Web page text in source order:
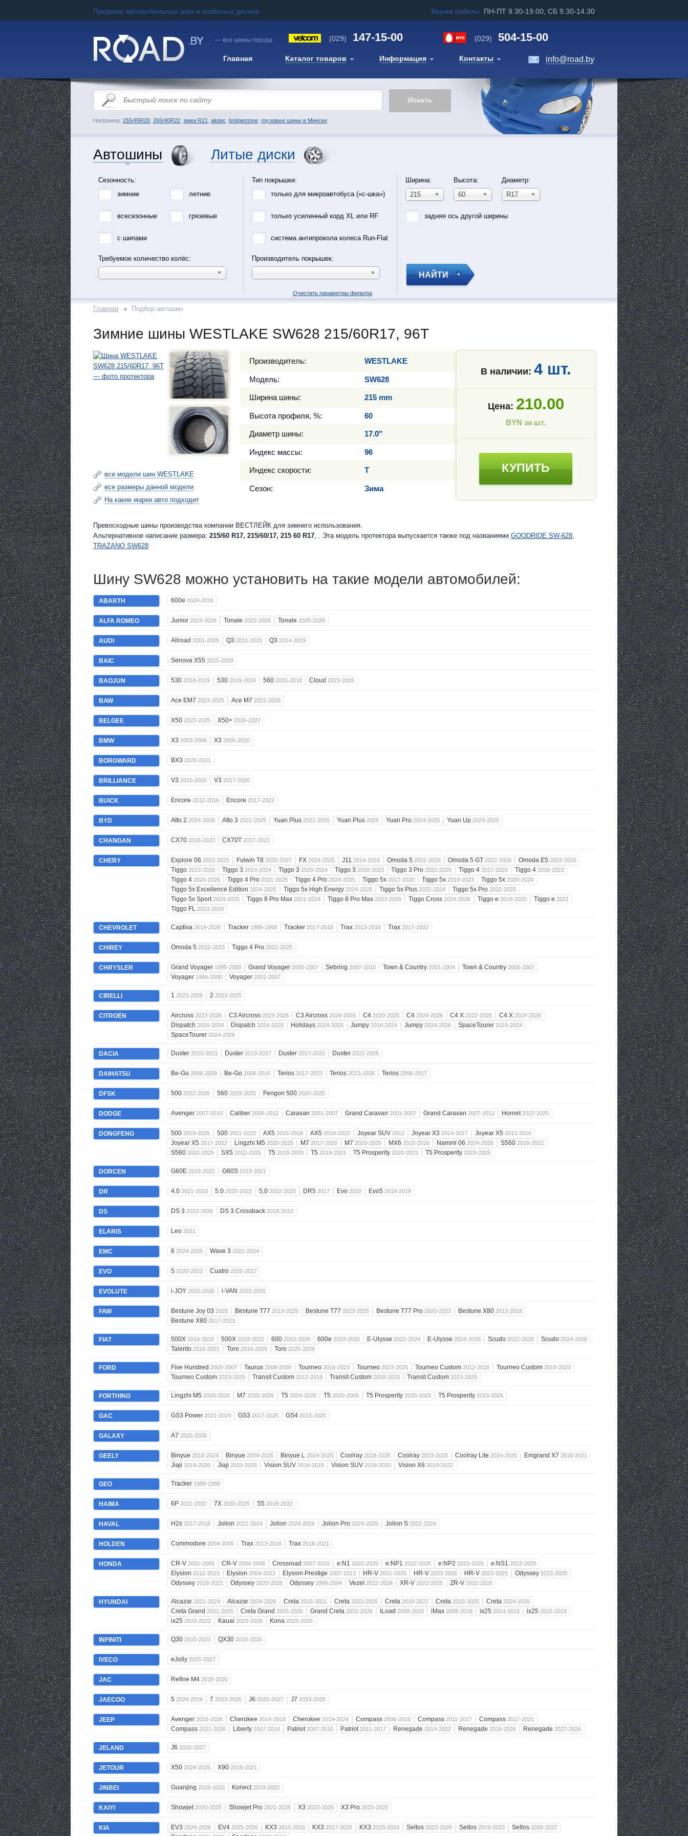
Продажа автомобильных шин и колёсных дисков Время работы: ПН-ПТ 9.30-19.00, СБ 9.30-14.30
— все шины города (029) 147-15-00 (029) 504-15-00
Главная Каталог товаров Информация Контакты info@road.by
Например: 255/45R20 265/40R22 зима R21 alutec bridgestone грузовые шины в Минске
Автошины Литые диски
Сезонность:
зимние
летние
всесезонные грязевые
с шипами
Требуемое количество колёс:
Тип покрышки:
только для микроавтобуса («с-шка»)
только усиленный корд XL или RF
система антипрокола колеса Run-Flat
Производитель покрышек:
Ширина:
215
Высота:
60
Диаметр:
R17
задняя ось другой ширины
НАЙТИ
Очистить параметры фильтра
Главная Подбор автошин
Зимние шины WESTLAKE SW628 215/60R17, 96T
все модели шин WESTLAKE
все размеры данной модели
На какие марки авто подходит
Производитель: WESTLAKE
Модель: SW628
Ширина шины: 215 mm
Высота профиля, %: 60
Диаметр шины: 17.0"
Индекс массы: 96
Индекс скорости: T
Сезон: Зима
В наличии: 4 шт.
Цена: 210.00
BYN за шт.
КУПИТЬ
Превосходные шины производства компании ВЕСТЛЕЙК для зимнего использования.
Альтернативное написание размера: 215/60 R17, 215/60/17, 215 60 R17, . Эта модель протектора выпускается также под названиями GOODRIDE SW-628,
TRAZANO SW628
Шину SW628 можно установить на такие модели автомобилей:
ABARTH 600e 2024-2026
ALFA ROMEO Junior 2024-2026 Tonale 2022-2026 Tonale 2025-2026
AUDI Allroad 2001-2005 Q3 2011-2015 Q3 2014-2019
BAIC Senova X55 2015-2018
BAOJUN 530 2018-2019 530 2019-2024 560 2015-2018 Cloud 2023-2025
BAW Ace EM7 2023-2025 Ace M7 2022-2026
BELGEE X50 2023-2025 X50+ 2026-2027
BMW X3 2003-2006 X3 2006-2010
BORGWARD BX3 2020-2021
BRILLIANCE V3 2015-2020 V3 2017-2020
BUICK Encore 2012-2016 Encore 2017-2022
BYD Atto 2 2024-2026 Atto 3 2021-2025 Yuan Plus 2021-2025 Yuan Plus 2025 Yuan Pro 2024-2025 Yuan Up 2024-2025
CHANGAN CX70 2016-2023 CX70T 2017-2021
CHERY Explore 06 2023-2025 Fulwin T8 2025-2027 FX 2024-2025 J11 2014-2016 Omoda 5 2022-2026 Omoda 5 GT 2022-2026 Omoda E5 2023-2026
Tiggo 2013-2016 Tiggo 3 2014-2024 Tiggo 3 2020-2024 Tiggo 3 2020-2023 Tiggo 3 Pro 2022-2025 Tiggo 4 2017-2020 Tiggo 4 2018-2023
Tiggo 4 2024-2026 Tiggo 4 Pro 2021-2025 Tiggo 4 Pro 2024-2025 Tiggo 5x 2017-2020 Tiggo 5x 2019-2023 Tiggo 5x 2020-2024
Tiggo 5x Excellence Edition 2024-2025 Tiggo 5x High Energy 2024-2025 Tiggo 5x Plus 2022-2024 Tiggo 5x Pro 2022-2025
Tiggo 5x Sport2024-2025 Tiggo 8 Pro Max 2021-2024 Tiggo 8 Pro Max 2023-2026 Tiggo Cross 2024-2026 Tiggo e 2019-2020 Tiggo e 2021
Tiggo FL 2013-2016
CHEVROLET Captiva 2019-2026 Tracker 1989-1998 Tracker 2017-2018 Trax 2013-2016 Trax 2017-2022
CHIREY Omoda 5 2022-2023 Tiggo 4 Pro 2022-2025
CHRYSLER Grand Voyager 1995-2000 Grand Voyager 2000-2007 Sebring 2007-2010 Town & Country 2001-2004 Town & Country 2005-2007
Voyager 1996-2000 Voyager 2001-2007
CIRELLI 1 2023-2025 2 2023-2025
CITROËN Aircross 2023-2026 C3 Aircross 2023-2026 C3 Aircross 2024-2026 C4 2020-2025 C4 2024-2026 C4 X 2022-2025 C4 X 2024-2026
Dispatch 2016-2024 Dispatch 2024-2026 Holidays 2024-2026 Jumpy 2016-2024 Jumpy 2024-2026 SpaceTourer 2016-2024
SpaceTourer 2024-2026
DACIA Duster 2010-2013 Duster 2013-2017 Duster 2017-2022 Duster 2022-2025
DAIHATSU Be-Go 2006-2008 Be-Go 2008-2016 Terios 2017-2023 Terios 2023-2026 Terios 2006-2017
DFSK 500 2022-2026 560 2019-2025 Fengon 500 2020-2025
DODGE Avenger 2007-2010 Caliber 2006-2012 Caravan 2001-2007 Grand Caravan 2001-2007 Grand Caravan 2007-2012 Hornet2022-2025
DONGFENG 500 2019-2025 500 2021-2022 AX5 2016-2018 AX5 2019-2022 Joyear SUV 2012 Joyear X3 2014-2017 Joyear X5 2013-2016
Joyear X5 2017-2022 Lingzhi M5 2020-2025 M7 2017-2020 M7 2020-2025 MX6 2015-2016 Nammi 06 2024-2026 S560 2018-2022
S560 2022-2025 SX5 2022-2025 T5 2018-2020 T5 2019-2023 T5 Prosperity 2020-2023 T5 Prosperity 2023-2025
DORCEN G60E 2019-2021 G60S 2019-2021
DR 4.0 2021-2023 5.0 2020-2022 5.0 2022-2025 DR5 2017 Evo 2020 Evo5 2018-2019
DS DS 3 2022-2026 DS 3 Crossback 2018-2023
ELARIS Leo 2021
EMC 6 2024-2025 Wave 3 2022-2024
EVO 5 2020-2022 Cuatro 2025-2027
EVOLUTE i-JOY 2025-2026 i-VAN 2023-2026
FAW Bestune Joy 03 2025 Bestune T77 2019-2025 Bestune T77 2023-2025 Bestune T77 Pro 2020-2023 Bestune X80 2013-2018
Bestune X80 2017-2023
FIAT 500X 2014-2018 500X 2018-2022 600 2023-2026 600e 2023-2026 E-Ulysse 2022-2024 E-Ulysse 2024-2026 Scudo 2022-2026 Scudo 2024-2026
Talento 2016-2021 Toro 2016-2025 Toro 2025-2026
FORD Five Hundred 2005-2007 Taurus 2008-2009 Tourneo 2016-2023 Tourneo 2023-2025 Tourneo Custom 2012-2018 Tourneo Custom 2018-2023
Tourneo Custom 2023-2026 Transit Custom 2012-2019 Transit Custom 2018-2023 Transit Custom 2023-2025
FORTHING Lingzhi M5 2020-2025 M7 2020-2025 T5 2024-2025 T5 2020-2025 T5 Prosperity 2020-2023 T5 Prosperity 2023-2025
GAC GS3 Power 2021-2024 GS3 2017-2025 GS4 2015-2020
GALAXY A7 2025-2026
GEELY Binyue 2018-2024 Binyue 2024-2025 Binyue L 2024-2025 Coolray 2018-2025 Coolray 2023-2025 Coolray Lite 2024-2025 Emgrand X7 2018-2021
Jiaji 2019-2020 Jiaji 2023-2025 Vision SUV 2016-2018 Vision SUV 2018-2020 Vision X6 2019-2022
GEO Tracker 1989-1998
HAIMA 6P 2021-2022 7X 2020-2025 S5 2018-2022
HAVAL H2s 2017-2018 Jolion 2021-2024 Jolion 2024-2026 Jolion Pro 2024-2025 Jolion S 2022-2024
HOLDEN Commodore 2004-2005 Trax 2013-2016 Trax 2016-2021
HONDA CR-V 2001-2005 CR-V 2004-2006 Crossroad 2007-2010 e:N1 2022-2025 e:NP1 2022-2025 e:NP2 2023-2025 e:NS1 2022-2025
Elysion 2012-2015 Elysion 2004-2013 Elysion Prestige 2007-2013 HR-V 2021-2025 HR-V 2023-2026 HR-V 2023-2025 Odyssey 2023-2025
Odyssey 2019-2021 Odyssey 2020-2025 Odyssey 1999-2004 Vezel 2022-2024 XR-V 2022-2025 ZR-V 2022-2026
HYUNDAI Alcazar 2021-2024 Alcazar 2024-2026 Creta 2015-2021 Creta 2022-2025 Creta 2019-2022 Creta 2020-2025 Creta 2024-2026
Creta Grand 2021-2025 Creta Grand 2025-2026 Grand Creta 2022-2026 iLoad 2008-2018 iMax 2008-2018 ix25 2014-2015 ix25 2016-2019
ix25 2020-2022 Kauai 2023-2026 Kona 2023-2026
INFINITI Q30 2015-2021 QX30 2016-2020
IVECO eJolly 2025-2027
JAC Refine M4 2018-2020
JAECOO 5 2024-2026 7 2023-2026 J6 2025-2027 J7 2023-2025
JEEP Avenger 2023-2026 Cherokee 2014-2018 Cherokee 2019-2024 Compass 2006-2010 Compass 2011-2017 Compass 2017-2021
Compass 2021-2026 Liberty 2007-2014 Patriot2007-2010 Patriot2011-2017 Renegade 2014-2022 Renegade 2018-2026 Renegade 2022-2026
JELAND J6 2026-2027
JETOUR X50 2024-2025 X90 2019-2021
JINBEI Guanjing 2019-2020 Konect2019-2020
KAIYI Showjet2020-2025 Showjet Pro 2021-2025 X3 2023-2025 X3 Pro 2023-2025
KIA EV3 2024-2026 EV4 2025-2026 KX3 2015-2016 KX3 2017-2020 KX3 2020-2024 Seltos 2023-2026 Seltos 2019-2023 Seltos 2026-2027